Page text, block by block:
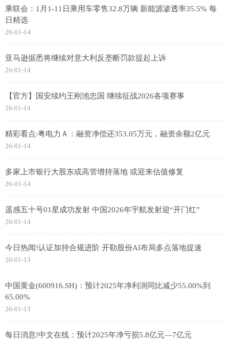
乘联会：1月1-11日乘用车零售32.8万辆 新能源渗透率35.5% 每
日精选
26-01-14
亚马逊据悉将继续对意大利反垄断罚款提起上诉
26-01-14
【官方】国安续约王刚池忠国 继续征战2026各项赛事
26-01-14
精彩看点:粤电力Ａ：融资净偿还353.05万元，融资余额2亿元
26-01-14
多家上市银行大股东或高管增持落地 或迎来估值修复
26-01-14
遥感五十号01星成功发射 中国2026年宇航发射迎“开门红”
26-01-14
今日热闻!认证加持合规进阶 开勒股份AI布局多点落地提速
26-01-13
中国黄金(600916.SH)：预计2025年净利润同比减少55.00%到
65.00%
26-01-13
每日消息!中文在线：预计2025年净亏损5.8亿元—7亿元